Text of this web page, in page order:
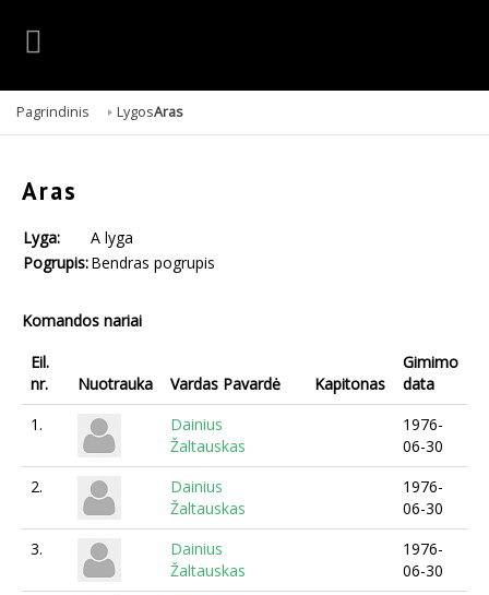
Pagrindinis LygosAras
Aras
Lyga:
A lyga
Pogrupis:Bendras pogrupis
Komandos nariai
Eil.
nr.
Nuotrauka Vardas Pavardė Kapitonas
Gimimo
data
1.
Dainius
Žaltauskas
1976-
06-30
2.
Dainius
Žaltauskas
1976-
06-30
3.
Dainius
Žaltauskas
1976-
06-30